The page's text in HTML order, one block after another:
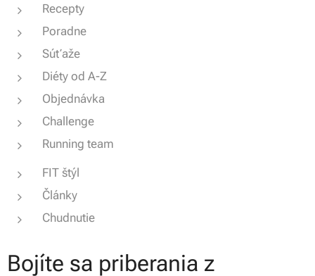
Recepty
Poradne
Súťaže
Diéty od A-Z
Objednávka
Challenge
Running team
FIT štýl
Články
Chudnutie
Bojíte sa priberania z